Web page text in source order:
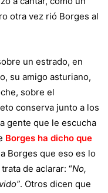
otra vez rió Borges al
un estrado, en
su amigo asturiano,
sobre el
conserva junto a los
gente que le escucha
Borges ha dicho que
Borges que eso es lo
de aclarar: “No,
. Otros dicen que